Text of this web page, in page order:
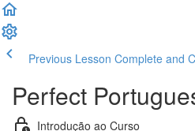
Previous Lesson Complete and
Perfect
Introdução ao Curso